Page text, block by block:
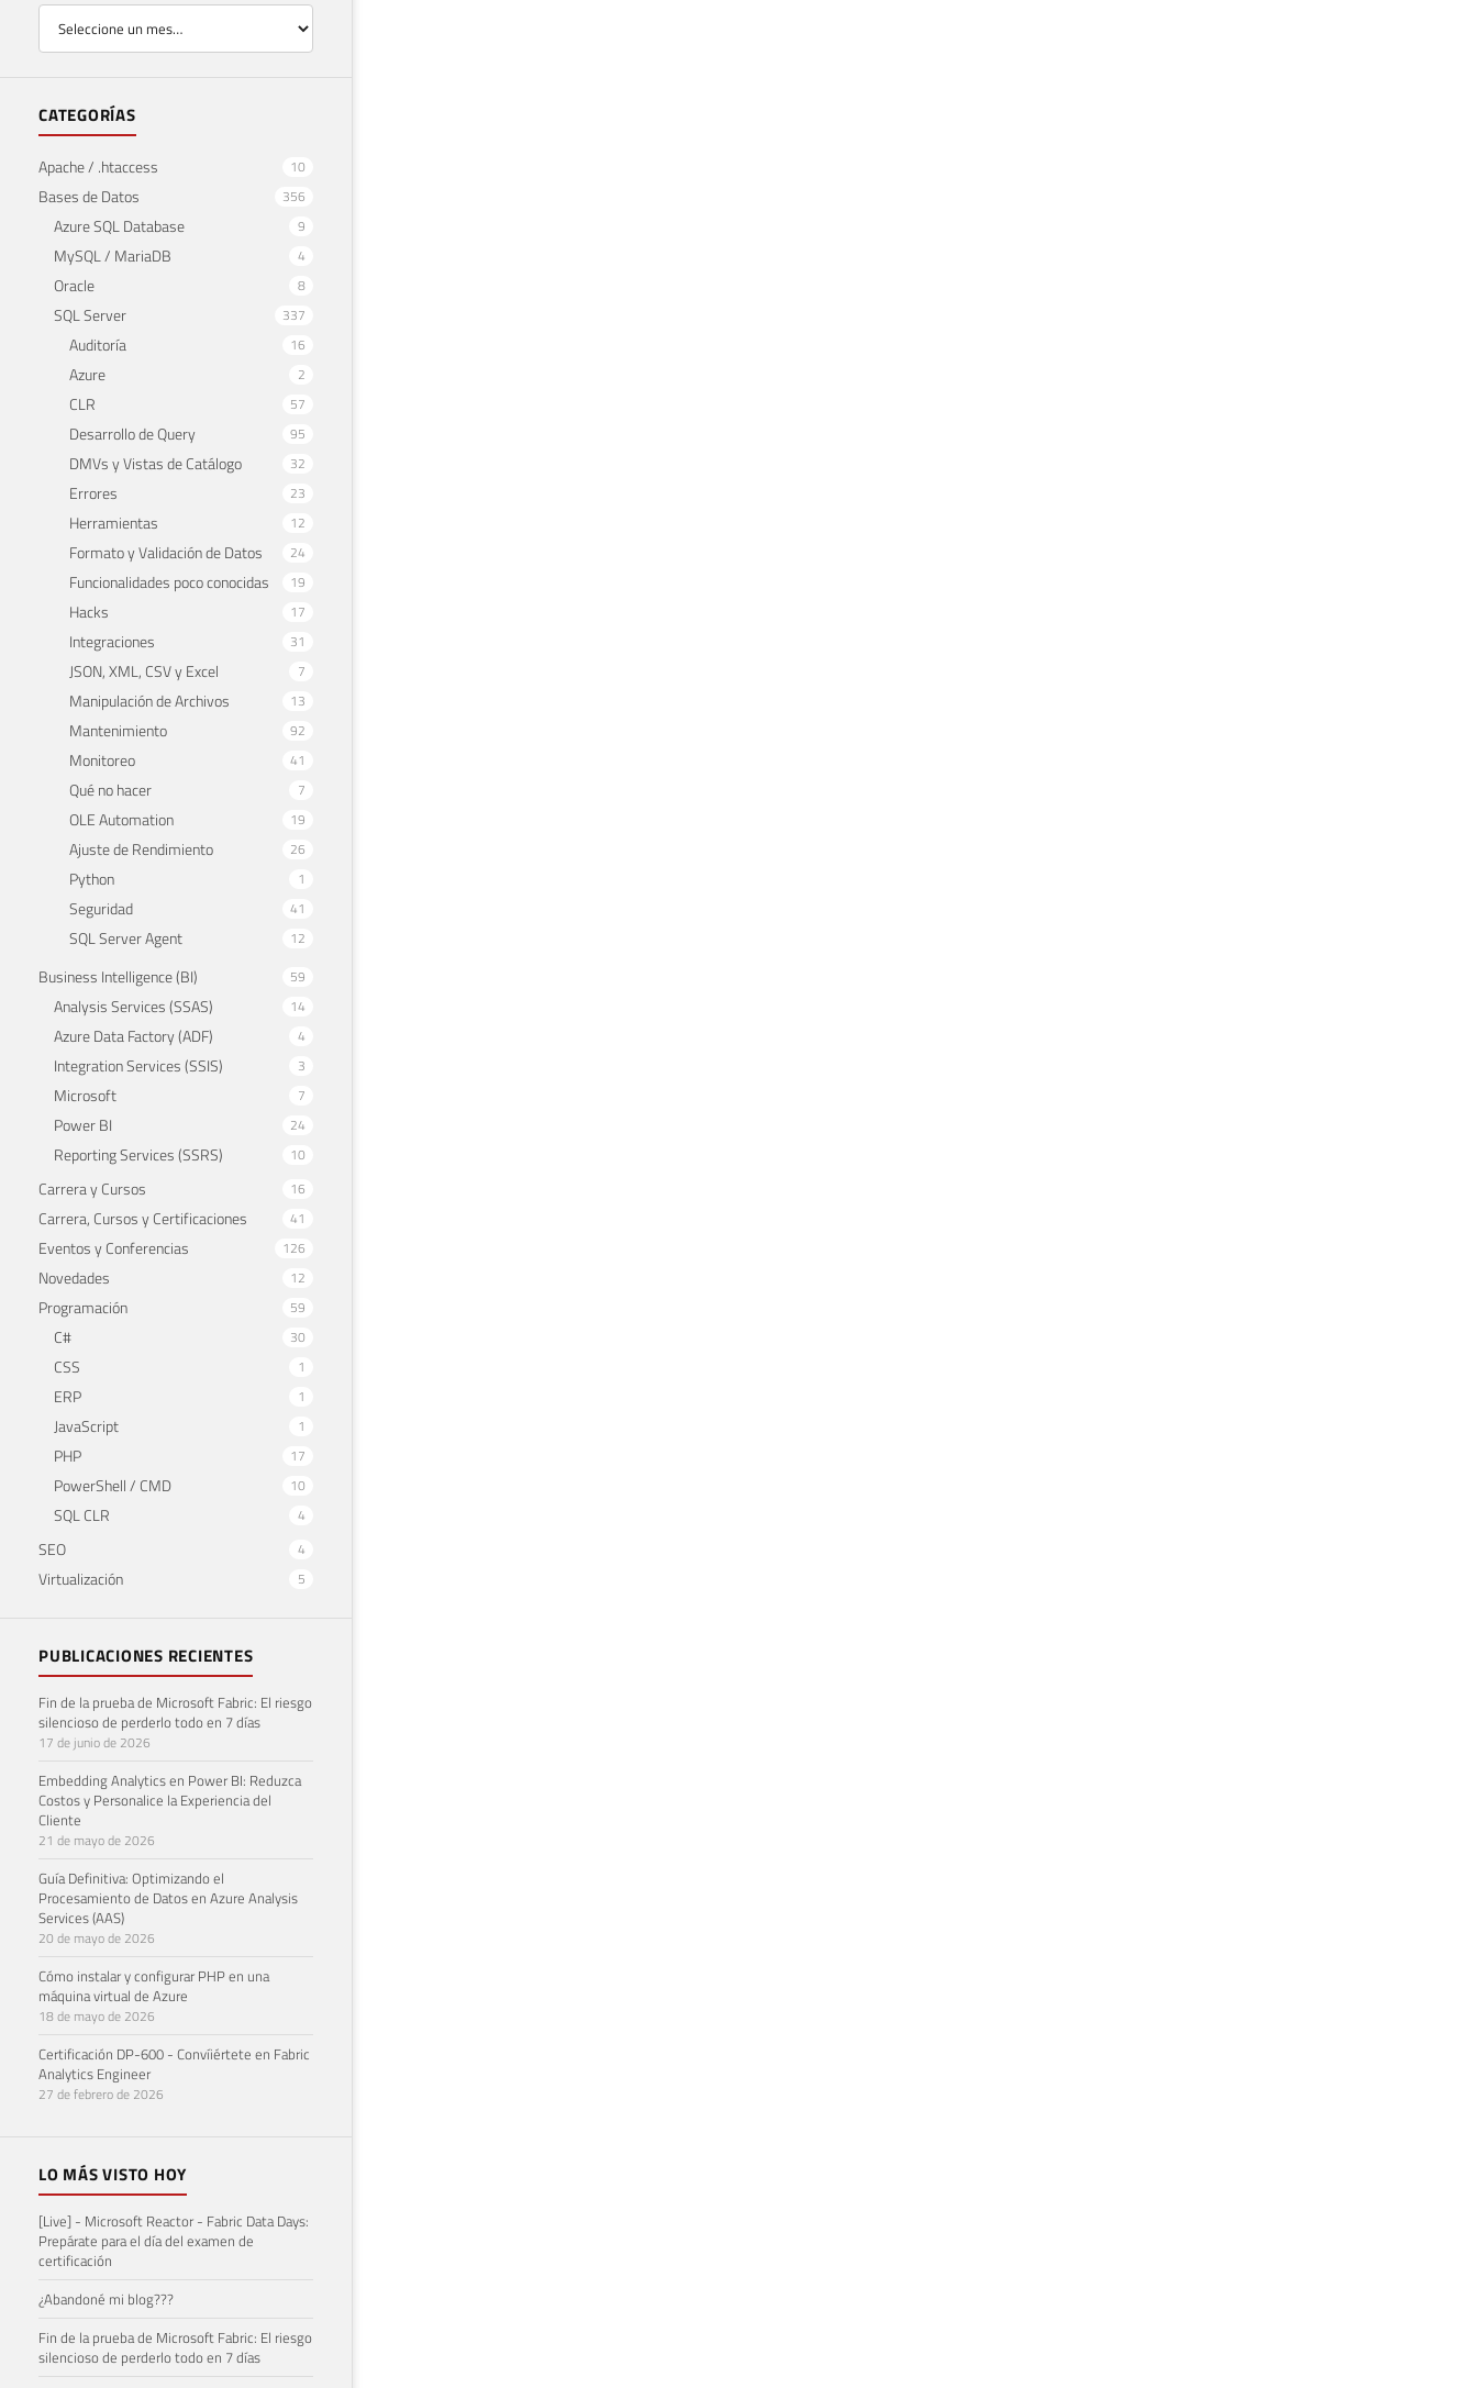
CATEGORÍAS
Apache / .htaccess 10
Bases de Datos 356
Azure SQL Database 9
MySQL / MariaDB 4
Oracle 8
SQL Server 337
Auditoría 16
Azure 2
CLR 57
Desarrollo de Query 95
DMVs y Vistas de Catálogo 32
Errores 23
Herramientas 12
Formato y Validación de Datos 24
Funcionalidades poco conocidas 19
Hacks 17
Integraciones 31
JSON, XML, CSV y Excel 7
Manipulación de Archivos 13
Mantenimiento 92
Monitoreo 41
Qué no hacer 7
OLE Automation 19
Ajuste de Rendimiento 26
Python 1
Seguridad 41
SQL Server Agent 12
Business Intelligence (BI) 59
Analysis Services (SSAS) 14
Azure Data Factory (ADF) 4
Integration Services (SSIS) 3
Microsoft 7
Power BI 24
Reporting Services (SSRS) 10
Carrera y Cursos 16
Carrera, Cursos y Certificaciones 41
Eventos y Conferencias 126
Novedades 12
Programación 59
C# 30
CSS 1
ERP 1
JavaScript 1
PHP 17
PowerShell / CMD 10
SQL CLR 4
SEO 4
Virtualización 5
PUBLICACIONES RECIENTES
Fin de la prueba de Microsoft Fabric: El riesgo
silencioso de perderlo todo en 7 días
17 de junio de 2026
Embedding Analytics en Power BI: Reduzca
Costos y Personalice la Experiencia del
Cliente
21 de mayo de 2026
Guía Definitiva: Optimizando el
Procesamiento de Datos en Azure Analysis
Services (AAS)
20 de mayo de 2026
Cómo instalar y configurar PHP en una
máquina virtual de Azure
18 de mayo de 2026
Certificación DP-600 - Convíiértete en Fabric
Analytics Engineer
27 de febrero de 2026
LO MÁS VISTO HOY
[Live] - Microsoft Reactor - Fabric Data Days:
Prepárate para el día del examen de
certificación
¿Abandoné mi blog???
Fin de la prueba de Microsoft Fabric: El riesgo
silencioso de perderlo todo en 7 días